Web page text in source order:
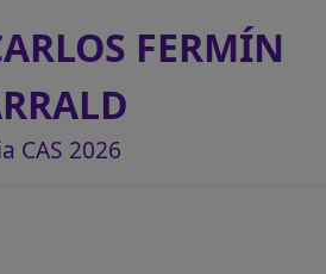
FERMÍN
CAS 2026